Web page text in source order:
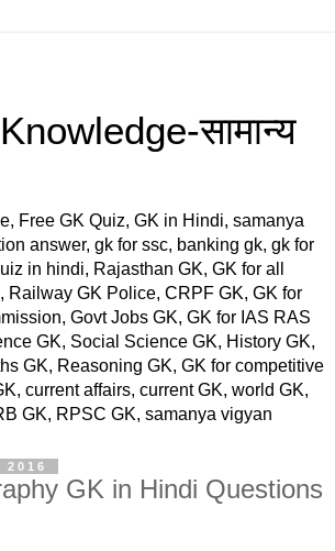
सामान्य
Free GK Quiz, GK in Hindi, samanya
answer, gk for ssc, banking gk, gk for
in hindi, Rajasthan GK, GK for all
Railway GK Police, CRPF GK, GK for
Govt Jobs GK, GK for IAS RAS
GK, Social Science GK, History GK,
GK, Reasoning GK, GK for competitive
current affairs, current GK, world GK,
GK, RPSC GK, samanya vigyan
2016
GK in Hindi Questions